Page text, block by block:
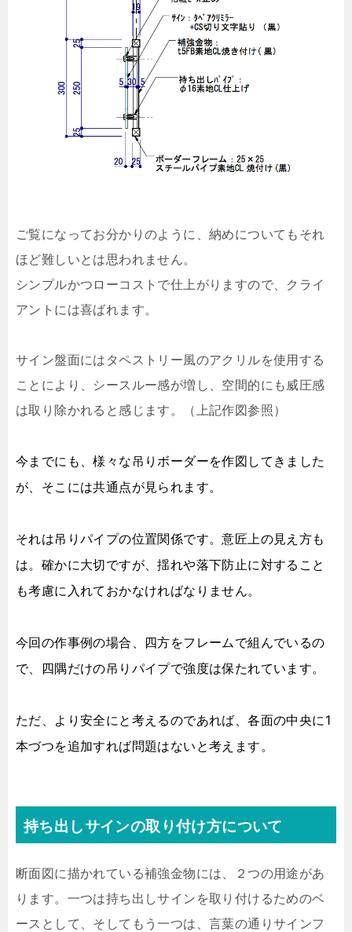
ご覧になってお分かりのように、納めについてもそれ
ほど難しいとは思われません。
シンプルかつローコストで仕上がりますので、クライ
アントには喜ばれます。
サイン盤面にはタペストリー風のアクリルを使用する
ことにより、シースルー感が増し、空間的にも威圧感
は取り除かれると感じます。（上記作図参照）
今までにも、様々な吊りボーダーを作図してきました
が、そこには共通点が見られます。
それは吊りパイプの位置関係です。意匠上の見え方も
は。確かに大切ですが、揺れや落下防止に対すること
も考慮に入れておかなければなりません。
今回の作事例の場合、四方をフレームで組んでいるの
で、四隅だけの吊りパイプで強度は保たれています。
ただ、より安全にと考えるのであれば、各面の中央に1
本づつを追加すれば問題はないと考えます。
持ち出しサインの取り付け方について
断面図に描かれている補強金物には、２つの用途があ
ります。一つは持ち出しサインを取り付けるためのベ
ースとして、そしてもう一つは、言葉の通りサインフ